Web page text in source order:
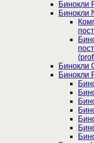
Бинокли
Бинокли
Бинокли
Бинокли